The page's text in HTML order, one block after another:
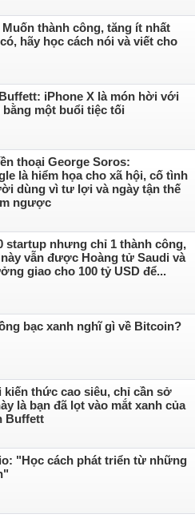
thành công, tăng ít nhất
hãy học cách nói và viết cho
iPhone X là món hời với
bằng một buổi tiệc tối
thoại George Soros:
là hiểm họa cho xã hội, cố tình
dùng vì tư lợi và ngày tận thế
ngược
startup nhưng chỉ 1 thành công,
vẫn được Hoàng tử Saudi và
giao cho 100 tỷ USD để...
bạc xanh nghĩ gì về Bitcoin?
kiến thức cao siêu, chỉ cần sở
là bạn đã lọt vào mắt xanh của
Buffett
"Học cách phát triển từ những